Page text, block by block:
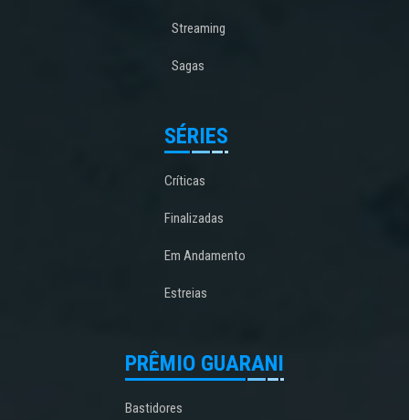
Streaming
Sagas
SÉRIES
Críticas
Finalizadas
Em Andamento
Estreias
PRÊMIO GUARANI
Bastidores